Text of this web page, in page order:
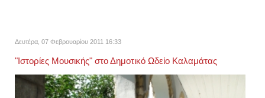
Δευτέρα, 07 Φεβρουαρίου 2011 16:33
"Ιστορίες Μουσικής" στο Δημοτικό Ωδείο Καλαμάτας